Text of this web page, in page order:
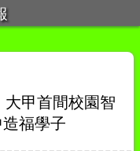
大甲首間校園智
福學子